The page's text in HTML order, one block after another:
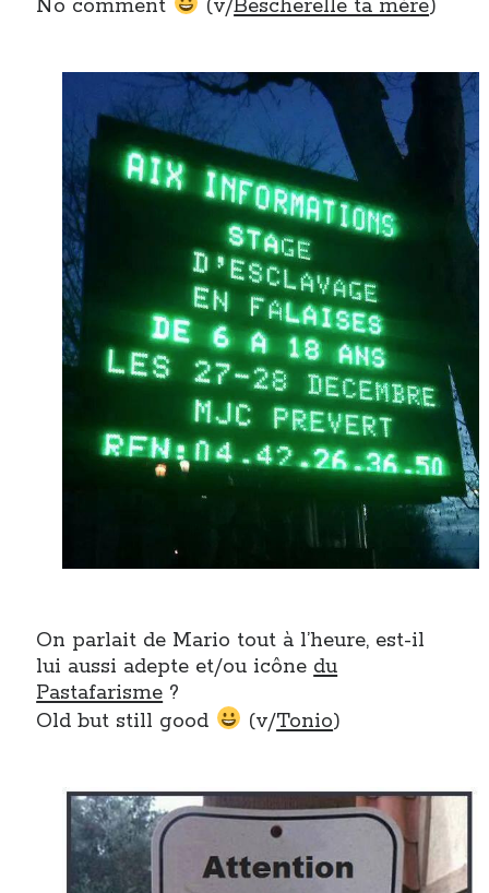
No comment (v/Bescherelle ta mère)
On parlait de Mario tout à l’heure, est-il
lui aussi adepte et/ou icône du
Pastafarisme ?
Old but still good
(v/Tonio)